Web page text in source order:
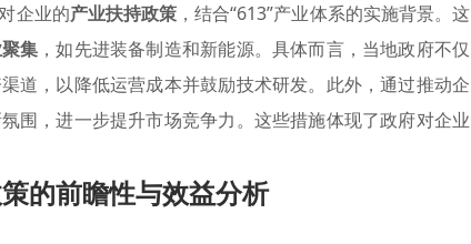
企业的产业扶持政策 ，结合“613”产业体系的实施背景。这
集 ，如先进装备制造和新能源。具体而言，当地政府不仅
道，以降低运营成本并鼓励技术研发。此外，通过推动企
围，进一步提升市场竞争力。这些措施体现了政府对企业
的前瞻性与效益分析